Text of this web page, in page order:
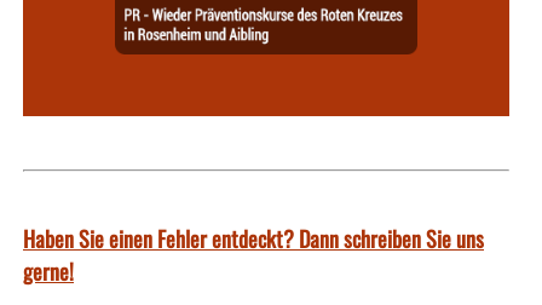
Haben Sie einen Fehler entdeckt? Dann schreiben Sie uns
gerne!